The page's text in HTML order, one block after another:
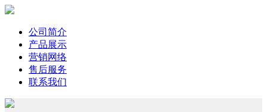
公司简介
产品展示
营销网络
售后服务
联系我们